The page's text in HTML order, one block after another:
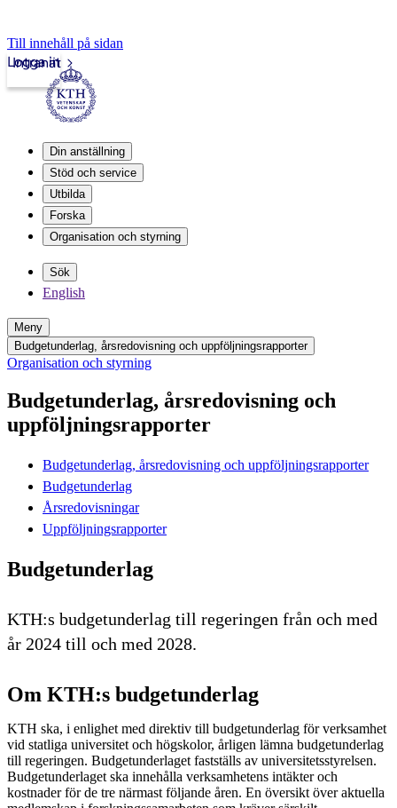
Till innehåll på sidan
Intranät
Logga in
Din anställning
Stöd och service
Utbilda
Forska
Organisation och styrning
Sök
English
Meny
Budgetunderlag, årsredovisning och uppföljningsrapporter
Organisation och styrning
Budgetunderlag, årsredovisning och
uppföljningsrapporter
Budgetunderlag, årsredovisning och uppföljningsrapporter
Budgetunderlag
Årsredovisningar
Uppföljningsrapporter
Budgetunderlag
KTH:s budgetunderlag till regeringen från och med
år 2024 till och med 2028.
Om KTH:s budgetunderlag
KTH ska, i enlighet med direktiv till budgetunderlag för verksamhet
vid statliga universitet och högskolor, årligen lämna budgetunderlag
till regeringen. Budgetunderlaget fastställs av universitetsstyrelsen.
Budgetunderlaget ska innehålla verksamhetens intäkter och
kostnader för de tre närmast följande åren. En översikt över aktuella